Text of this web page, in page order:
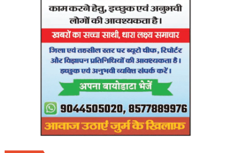
फाइनल
शेड्यूल
तलब।